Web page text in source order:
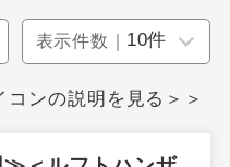
表示件数｜
コンの説明を見る＞＞
いただけます。
で連絡ください。